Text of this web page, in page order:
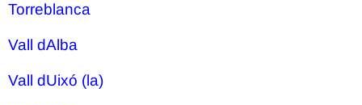
Torreblanca
Vall dAlba
Vall dUixó (la)